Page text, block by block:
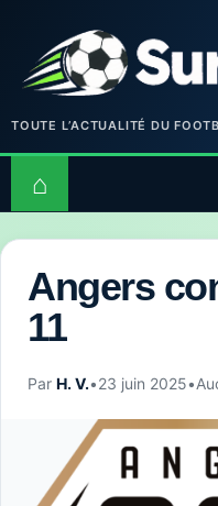
TOUTE L’ACTUALITÉ DU
⌂
Angers
11
Par H. V.•23 juin 2025•